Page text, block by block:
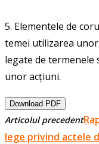
5. Elementele de
temei utilizarea
legate de
unor acțiuni.
Download PDF
Articolul precedent
lege privind actele